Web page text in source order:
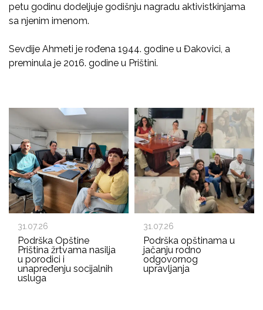
petu godinu dodeljuje godišnju nagradu aktivistkinjama
sa njenim imenom.
Sevdije Ahmeti je rođena 1944. godine u Đakovici, a
preminula je 2016. godine u Prištini.
31.07.26
Podrška Opštine
Priština žrtvama nasilja
u porodici i
unapređenju socijalnih
usluga
31.07.26
Podrška opštinama u
jačanju rodno
odgovornog
upravljanja